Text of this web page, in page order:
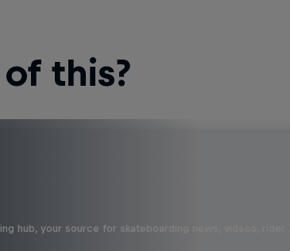
this?
hub, your source for skateboarding news, videos, rider …